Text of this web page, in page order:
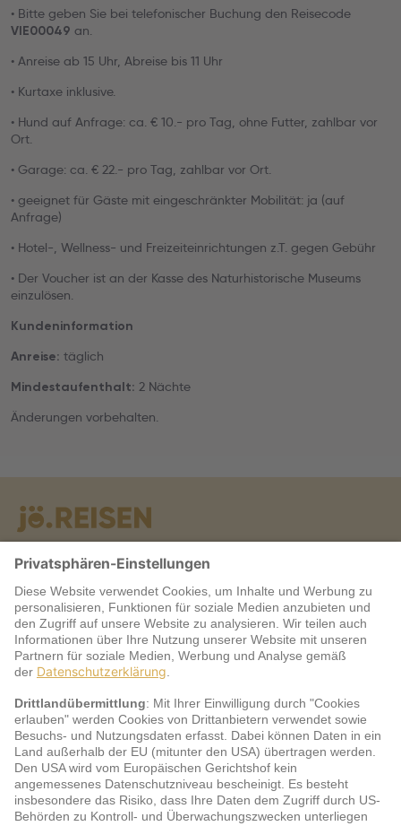
• Bitte geben Sie bei telefonischer Buchung den Reisecode
VIE00049 an.
• Anreise ab 15 Uhr, Abreise bis 11 Uhr
• Kurtaxe inklusive.
• Hund auf Anfrage: ca. € 10.- pro Tag, ohne Futter, zahlbar vor
Ort.
• Garage: ca. € 22.- pro Tag, zahlbar vor Ort.
• geeignet für Gäste mit eingeschränkter Mobilität: ja (auf
Anfrage)
• Hotel-, Wellness- und Freizeiteinrichtungen z.T. gegen Gebühr
• Der Voucher ist an der Kasse des Naturhistorische Museums
einzulösen.
Kundeninformation
Anreise: täglich
Mindestaufenthalt: 2 Nächte
Änderungen vorbehalten.
Warum jö?
Service
jö Bonus Club Partner